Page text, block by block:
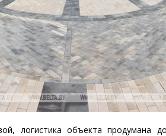
логистика объекта продумана